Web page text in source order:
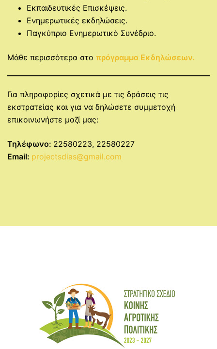
Εκπαιδευτικές Επισκέψεις.
Ενημερωτικές εκδηλώσεις.
Παγκύπριο Ενημερωτικό Συνέδριο.
Μάθε περισσότερα στο πρόγραμμα Εκδηλώσεων.
Για πληροφορίες σχετικά με τις δράσεις τις
εκστρατείας και για να δηλώσετε συμμετοχή
επικοινωνήστε μαζί μας:
Τηλέφωνο: 22580223, 22580227
Email: projectsdias@gmail.com